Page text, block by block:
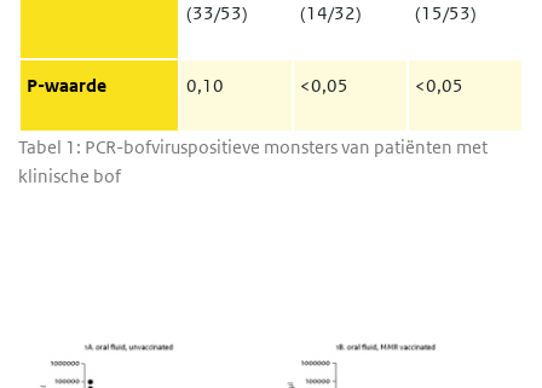
Tabel 1: PCR-bofviruspositieve monsters van patiënten met
klinische bof
(33/53)
(14/32)
(15/53)
P-waarde 0,10 <0,05 <0,05